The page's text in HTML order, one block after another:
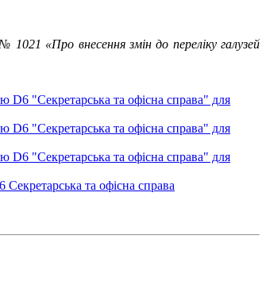
«Про внесення змін до переліку галузей
D6 "Секретарська та офісна справа" для
D6 "Секретарська та офісна справа" для
D6 "Секретарська та офісна справа" для
Секретарська та офісна справа